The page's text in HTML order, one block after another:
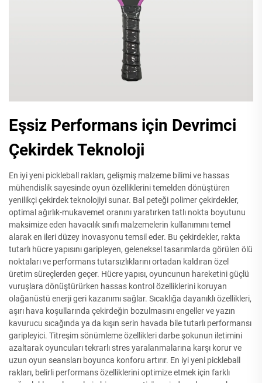
Eşsiz Performans için Devrimci
Çekirdek Teknoloji
En iyi yeni pickleball rakları, gelişmiş malzeme bilimi ve hassas
mühendislik sayesinde oyun özelliklerini temelden dönüştüren
yenilikçi çekirdek teknolojiyi sunar. Bal peteği polimer çekirdekler,
optimal ağırlık-mukavemet oranını yaratırken tatlı nokta boyutunu
maksimize eden havacılık sınıfı malzemelerin kullanımını temel
alarak en ileri düzey inovasyonu temsil eder. Bu çekirdekler, rakta
tutarlı hücre yapısını garipleyen, geleneksel tasarımlarda görülen ölü
noktaları ve performans tutarsızlıklarını ortadan kaldıran özel
üretim süreçlerden geçer. Hücre yapısı, oyuncunun hareketini güçlü
vuruşlara dönüştürürken hassas kontrol özelliklerini koruyan
olağanüstü enerji geri kazanımı sağlar. Sıcaklığa dayanıklı özellikleri,
aşırı hava koşullarında çekirdeğin bozulmasını engeller ve yazın
kavurucu sıcağında ya da kışın serin havada bile tutarlı performansı
garipleyici. Titreşim sönümleme özellikleri darbe şokunun iletimini
azaltarak oyuncuları tekrarlı stres yaralanmalarına karşı korur ve
uzun oyun seansları boyunca konforu artırır. En iyi yeni pickleball
rakları, belirli performans özelliklerini optimize etmek için farklı